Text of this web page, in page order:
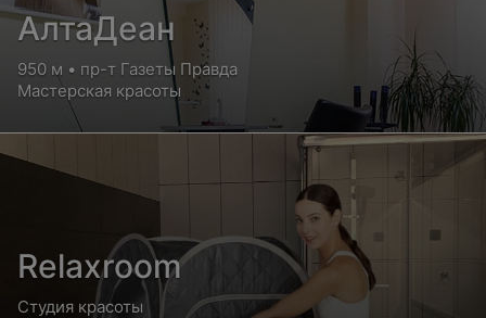
Аппаратный маникюр + долговременное
покрытие + снятие
Цена по запросу
Цена по запросу
Масляной маникюр
Цена по запросу
АлтаДеан
950 м • пр-т Газеты Правда
Мастерская красоты
Relaxroom
Студия красоты